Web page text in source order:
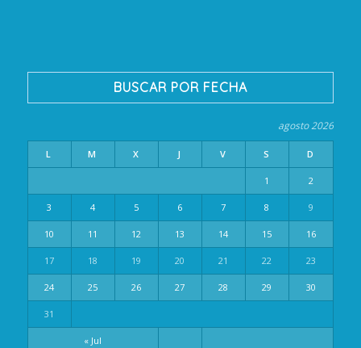
BUSCAR POR FECHA
agosto 2026
L M X J V S D
« Jul
1 2
3 4 5 6 7 8 9
10 11 12 13 14 15 16
17 18 19 20 21 22 23
24 25 26 27 28 29 30
31